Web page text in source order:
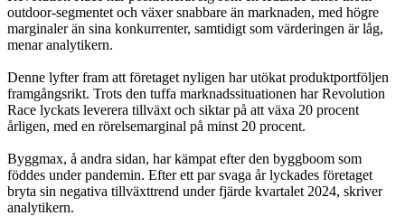
outdoor-segmentet och växer snabbare än marknaden, med högre
marginaler än sina konkurrenter, samtidigt som värderingen är låg,
menar analytikern.
Denne lyfter fram att företaget nyligen har utökat produktportföljen
framgångsrikt. Trots den tuffa marknadssituationen har Revolution
Race lyckats leverera tillväxt och siktar på att växa 20 procent
årligen, med en rörelsemarginal på minst 20 procent.
Byggmax, å andra sidan, har kämpat efter den byggboom som
föddes under pandemin. Efter ett par svaga år lyckades företaget
bryta sin negativa tillväxttrend under fjärde kvartalet 2024, skriver
analytikern.